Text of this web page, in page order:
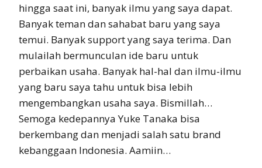
hingga saat ini, banyak ilmu yang saya dapat.
Banyak teman dan sahabat baru yang saya
temui. Banyak support yang saya terima. Dan
mulailah bermunculan ide baru untuk
perbaikan usaha. Banyak hal-hal dan ilmu-ilmu
yang baru saya tahu untuk bisa lebih
mengembangkan usaha saya. Bismillah…
Semoga kedepannya Yuke Tanaka bisa
berkembang dan menjadi salah satu brand
kebanggaan Indonesia. Aamiin…